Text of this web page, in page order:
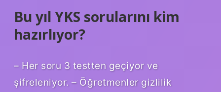
Bu yıl YKS sorularını kim
hazırlıyor?
– Her soru 3 testten geçiyor ve
şifreleniyor. – Öğretmenler gizlilik